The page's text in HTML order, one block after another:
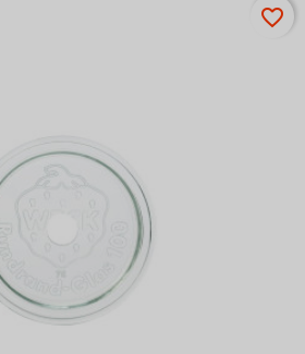
favorite_border